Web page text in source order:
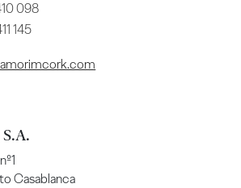
098
145
Casablanca